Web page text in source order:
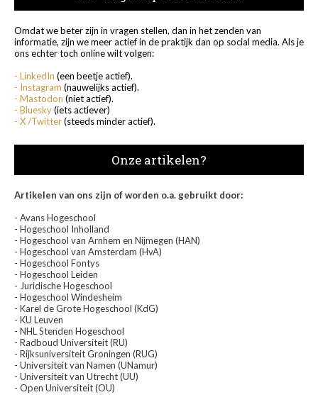
Omdat we beter zijn in vragen stellen, dan in het zenden van
informatie, zijn we meer actief in de praktijk dan op social media. Als je
ons echter toch online wilt volgen:
- LinkedIn (een beetje actief).
- Instagram (nauwelijks actief).
- Mastodon (niet actief).
- Bluesky(iets actiever)
- X /Twitter(steeds minder actief).
Onze artikelen?
Artikelen van ons zijn of worden o.a. gebruikt door:
- Avans Hogeschool
- Hogeschool Inholland
- Hogeschool van Arnhem en Nijmegen (HAN)
- Hogeschool van Amsterdam (HvA)
- Hogeschool Fontys
- Hogeschool Leiden
- Juridische Hogeschool
- Hogeschool Windesheim
- Karel de Grote Hogeschool (KdG)
- KU Leuven
- NHL Stenden Hogeschool
- Radboud Universiteit (RU)
- Rijksuniversiteit Groningen (RUG)
- Universiteit van Namen (UNamur)
- Universiteit van Utrecht (UU)
- Open Universiteit (OU)